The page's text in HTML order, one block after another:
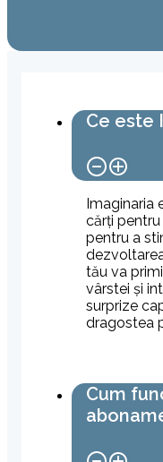
Ce este
Imaginaria
cărți
pentru a
tău va
vârstei și
surprize
dragostea
Cum